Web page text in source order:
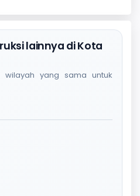
lainnya di Kota
yang sama untuk